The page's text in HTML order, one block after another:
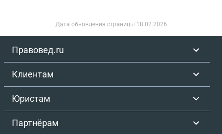
Дата обновления страницы 18.02.2026
Правовед.ru
Клиентам
Юристам
Партнёрам